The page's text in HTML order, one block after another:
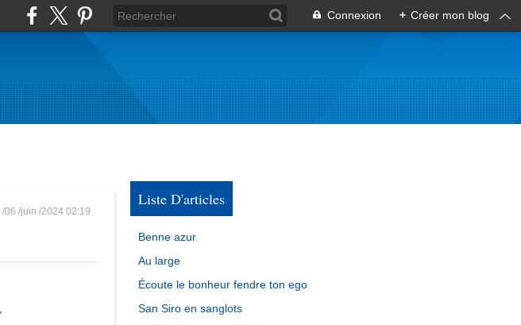
Connexion + Créer mon blog
/06 /juin /2024 02:19
Liste D'articles
Benne azur
Au large
Écoute le bonheur fendre ton ego
San Siro en sanglots